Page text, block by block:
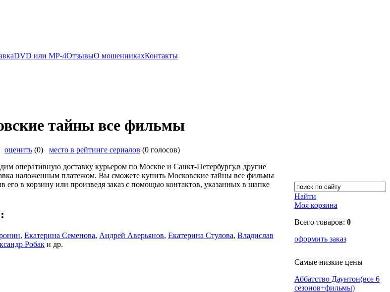
DVD или MP-4ОтзывыО мошенникахКонтакты
тайны все фильмы
оценить (0) место в рейтинге сериалов (0 голосов)
оперативную доставку курьером по Москве и Санкт-Петербургу,в другие
наложенным платежом. Вы сможете купить Московские тайны все фильмы
его в корзину или произведя заказ с помощью контактов, указанных в шапке
, Екатерина Семенова, Андрей Аверьянов, Екатерина Стулова, Владислав
Робак и др.
Найти
Моя корзина
Всего товаров: 0
оформить заказ
Самые низкие цены
Аббатство Даунтон(все 6
сезонов+фильмы)